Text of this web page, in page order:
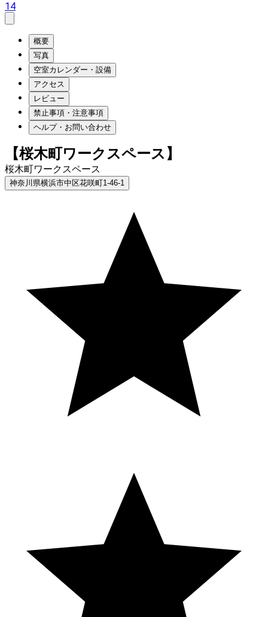
14
概要
写真
空室カレンダー・設備
アクセス
レビュー
禁止事項・注意事項
ヘルプ・お問い合わせ
【桜木町ワークスペース】
桜木町ワークスペース
神奈川県横浜市中区花咲町1-46-1